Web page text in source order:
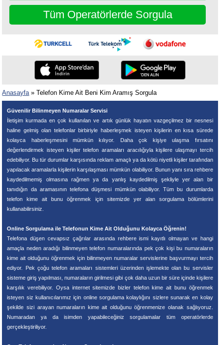
Tüm Operatörlerde Sorgula
Anasayfa » Telefon Kime Ait Beni Kim Aramış Sorgula
Güvenilir Bilinmeyen Numaralar Servisi
İletişim kurmada en çok kullanılan ve artık günlük hayatın vazgeçilmez bir nesnesi
haline gelmiş olan telefonlar birbiriyle haberleşmek isteyen kişilerin en kısa sürede
kolayca haberleşmesini mümkün kılıyor. Daha çok kişiye ulaşma fırsatını
değerlendirmek isteyen kişiler telefon aramaları aracılığıyla kişilere ulaşmayı tercih
edebiliyor. Bu tür durumlar karşısında reklam amaçlı ya da kötü niyetli kişiler tarafından
yapılacak aramalarla kişilerin karşılaşması mümkün olabiliyor. Bunun yanı sıra rehbere
kaydedilmemiş olmasına rağmen ya da yanlış kaydedilmiş şekliyle yer alan bir
tanıdığın da aramasının telefona düşmesi mümkün olabiliyor. Tüm bu durumlarda
telefon kime ait bunu öğrenmek için sitemizde yer alan sorgulama bölümlerini
kullanabilirsiniz.
Online Sorgulama ile Telefonun Kime Ait Olduğunu Kolayca Öğrenin!
Telefona düşen cevapsız çağrılar arasında rehbere ismi kayıtlı olmayan ve hangi
amaçla neden aradığı bilinmeyen telefon numaralarında pek çok kişi bu numaraların
kime ait olduğunu öğrenmek için bilinmeyen numaralar servislerine başvurmayı tercih
ediyor. Pek çoğu telefon aramaları sistemleri üzerinden işlemekte olan bu servisler
sisteme giriş yapılması, numaraların girilmesi gibi çok daha uzun bir süre içinde kişilere
karşılık verebiliyor. Oysa internet sitemizde bizler telefon kime ait bunu öğrenmek
isteyen siz kullanıcılarımız için online sorgulama kolaylığını sizlere sunarak en kolay
şekilde sizi arayan numaraların kime ait olduğunu öğrenmenize olanak sağlıyoruz.
Numaradan ya da isimden yapabileceğiniz sorgulamalar tüm operatörlerde
gerçekleştiriliyor.